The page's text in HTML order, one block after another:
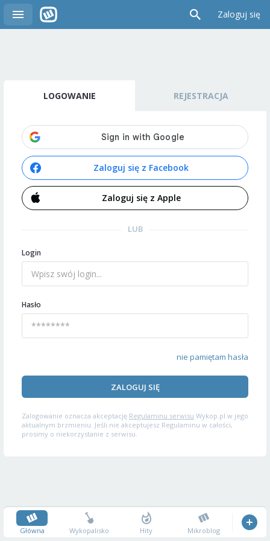
Zaloguj się
LOGOWANIE REJESTRACJA
Zaloguj się z Facebook
Zaloguj się z Apple
LUB
Login
Hasło
nie pamiętam hasła
ZALOGUJ SIĘ
Zalogowanie oznacza akceptację Regulaminu serwisu Wykop.pl w jego
aktualnym brzmieniu. Jeśli nie akceptujesz Regulaminu w całości,
prosimy o niekorzystanie z serwisu.
Główna Wykopalisko Hity Mikroblog